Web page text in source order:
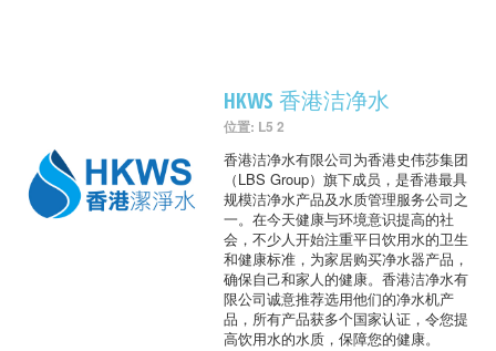
HKWS 香港洁净水
位置: L5 2
香港洁净水有限公司为香港史伟莎集团
（LBS Group）旗下成员，是香港最具
规模洁净水产品及水质管理服务公司之
一。在今天健康与环境意识提高的社
会，不少人开始注重平日饮用水的卫生
和健康标准，为家居购买净水器产品，
确保自己和家人的健康。香港洁净水有
限公司诚意推荐选用他们的净水机产
品，所有产品获多个国家认证，令您提
高饮用水的水质，保障您的健康。